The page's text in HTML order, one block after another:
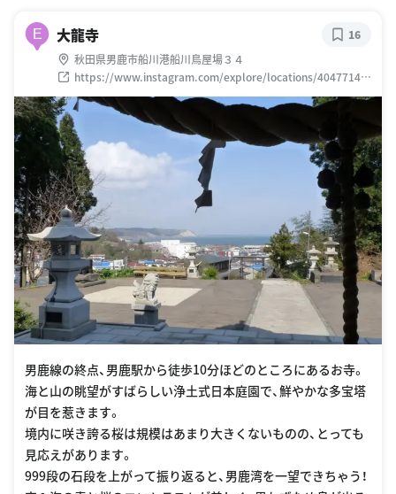
E 大龍寺
秋田県男鹿市船川港船川鳥屋場３４
https://www.instagram.com/explore/locations/40477149
2
16
男鹿線の終点、男鹿駅から徒歩10分ほどのところにあるお寺。
海と山の眺望がすばらしい浄土式日本庭園で、鮮やかな多宝塔
が目を惹きます。
境内に咲き誇る桜は規模はあまり大きくないものの、とっても
見応えがあります。
999段の石段を上がって振り返ると、男鹿湾を一望できちゃう！